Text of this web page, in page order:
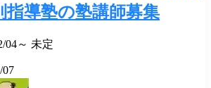
指導塾の塾講師募集
04～ 未定
07